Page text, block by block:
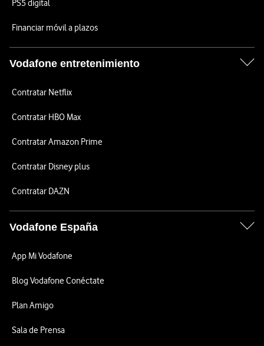
PS5 digital
Financiar móvil a plazos
Vodafone entretenimiento
Contratar Netflix
Contratar HBO Max
Contratar Amazon Prime
Contratar Disney plus
Contratar DAZN
Vodafone España
App Mi Vodafone
Blog Vodafone Conéctate
Plan Amigo
Sala de Prensa